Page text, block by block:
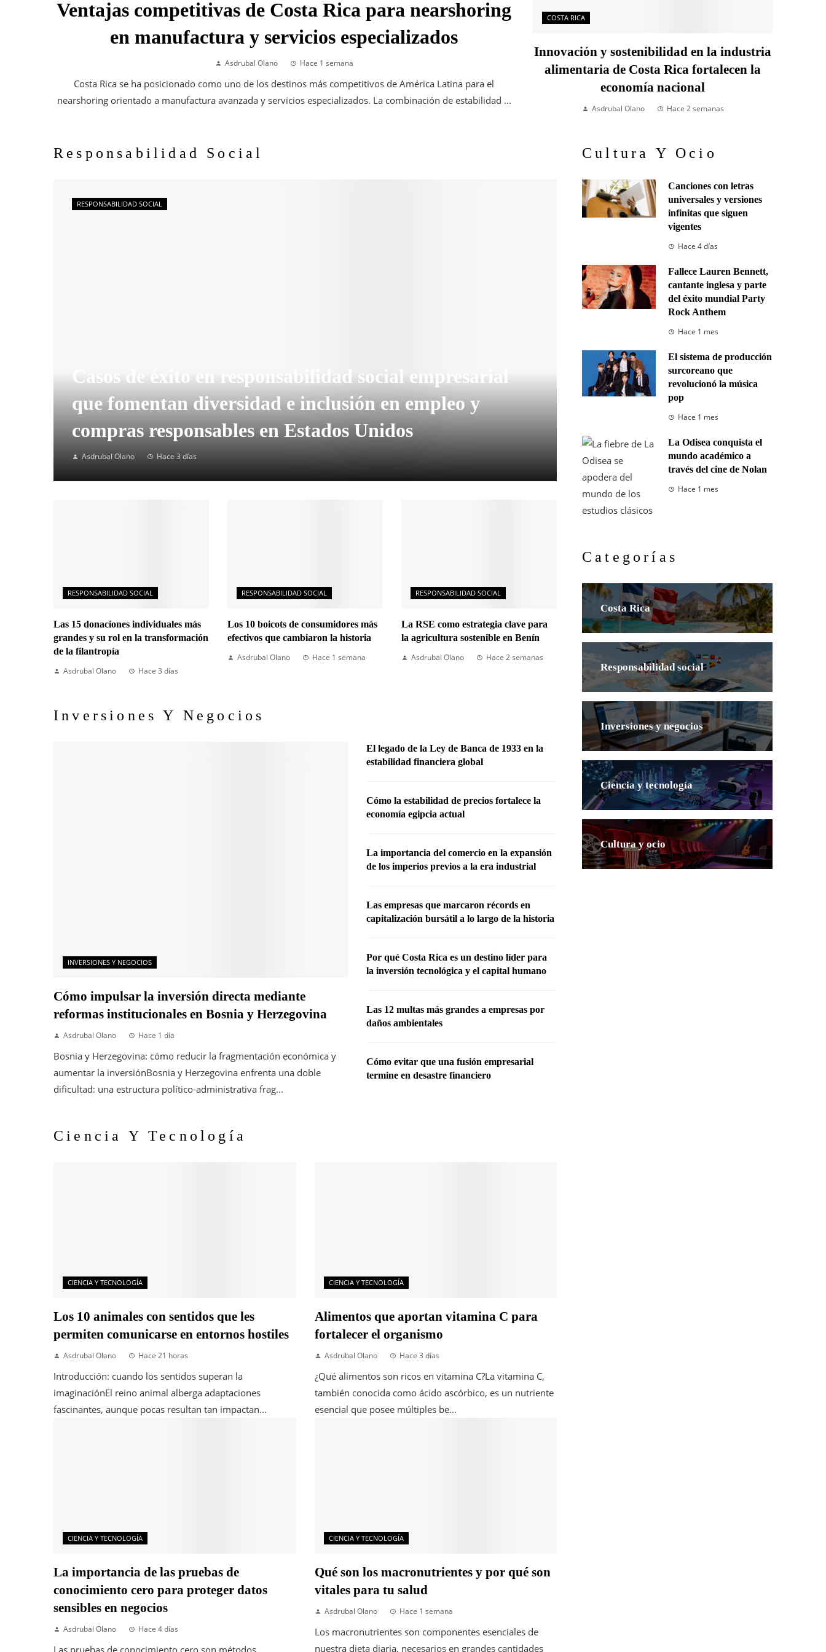
Ventajas competitivas de Costa Rica para nearshoring
en manufactura y servicios especializados
Asdrubal Olano Hace 1 semana
Costa Rica se ha posicionado como uno de los destinos más competitivos de América Latina para el
nearshoring orientado a manufactura avanzada y servicios especializados. La combinación de estabilidad ...
COSTA RICA
Innovación y sostenibilidad en la industria
alimentaria de Costa Rica fortalecen la
economía nacional
Asdrubal Olano Hace 2 semanas
Responsabilidad Social
Casos de éxito en responsabilidad social empresarial
que fomentan diversidad e inclusión en empleo y
compras responsables en Estados Unidos
Asdrubal Olano Hace 3 días
RESPONSABILIDAD SOCIAL
RESPONSABILIDAD SOCIAL
Las 15 donaciones individuales más
grandes y su rol en la transformación
de la filantropía
Asdrubal Olano
Hace 3 días
RESPONSABILIDAD SOCIAL
Los 10 boicots de consumidores más
efectivos que cambiaron la historia
Asdrubal Olano
Hace 1 semana
RESPONSABILIDAD SOCIAL
La RSE como estrategia clave para
la agricultura sostenible en Benín
Asdrubal Olano
Hace 2 semanas
Inversiones Y Negocios
INVERSIONES Y NEGOCIOS
Cómo impulsar la inversión directa mediante
reformas institucionales en Bosnia y Herzegovina
Asdrubal Olano Hace 1 día
Bosnia y Herzegovina: cómo reducir la fragmentación económica y
aumentar la inversiónBosnia y Herzegovina enfrenta una doble
dificultad: una estructura político-administrativa frag...
El legado de la Ley de Banca de 1933 en la
estabilidad financiera global
Cómo la estabilidad de precios fortalece la
economía egipcia actual
La importancia del comercio en la expansión
de los imperios previos a la era industrial
Las empresas que marcaron récords en
capitalización bursátil a lo largo de la historia
Por qué Costa Rica es un destino líder para
la inversión tecnológica y el capital humano
Las 12 multas más grandes a empresas por
daños ambientales
Cómo evitar que una fusión empresarial
termine en desastre financiero
Ciencia Y Tecnología
CIENCIA Y TECNOLOGÍA
Los 10 animales con sentidos que les
permiten comunicarse en entornos hostiles
Asdrubal Olano Hace 21 horas
Introducción: cuando los sentidos superan la
imaginaciónEl reino animal alberga adaptaciones
fascinantes, aunque pocas resultan tan impactan...
CIENCIA Y TECNOLOGÍA
Alimentos que aportan vitamina C para
fortalecer el organismo
Asdrubal Olano Hace 3 días
¿Qué alimentos son ricos en vitamina C?La vitamina C,
también conocida como ácido ascórbico, es un nutriente
esencial que posee múltiples be...
CIENCIA Y TECNOLOGÍA
La importancia de las pruebas de
conocimiento cero para proteger datos
sensibles en negocios
Asdrubal Olano Hace 4 días
Las pruebas de conocimiento cero son métodos
CIENCIA Y TECNOLOGÍA
Qué son los macronutrientes y por qué son
vitales para tu salud
Asdrubal Olano Hace 1 semana
Los macronutrientes son componentes esenciales de
nuestra dieta diaria, necesarios en grandes cantidades
Cultura Y Ocio
Canciones con letras
universales y versiones
infinitas que siguen
vigentes
Hace 4 días
Fallece Lauren Bennett,
cantante inglesa y parte
del éxito mundial Party
Rock Anthem
Hace 1 mes
El sistema de producción
surcoreano que
revolucionó la música
pop
Hace 1 mes
La Odisea conquista el
mundo académico a
través del cine de Nolan
Hace 1 mes
Categorías
Costa Rica
Responsabilidad social
Inversiones y negocios
Ciencia y tecnología
Cultura y ocio